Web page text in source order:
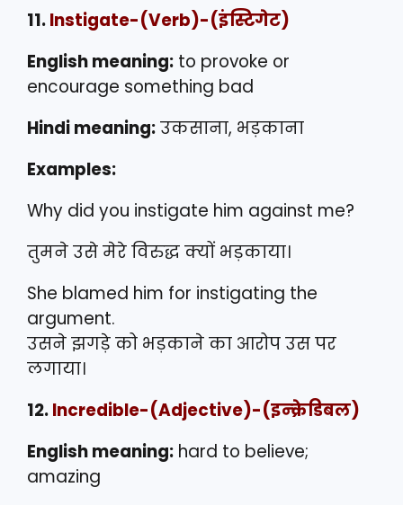
11.Instigate-(Verb)-(इंस्टिगेट)
English meaning: to provoke or
encourage something bad
Hindi meaning:उकसाना, भड़काना
Examples:
Why did you instigate him against me?
तुमने उसे मेरे विरुद्ध क्यों भड़काया।
She blamed him for instigating the
argument.
उसने झगड़े को भड़काने का आरोप उस पर
लगाया।
12.Incredible-(Adjective)-(इन्क्रेडिबल)
English meaning: hard to believe;
amazing